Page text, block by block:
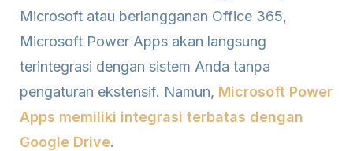
Microsoft atau berlangganan Office 365,
Microsoft Power Apps akan langsung
terintegrasi dengan sistem Anda tanpa
pengaturan ekstensif. Namun, Microsoft Power
Apps memiliki integrasi terbatas dengan
Google Drive.